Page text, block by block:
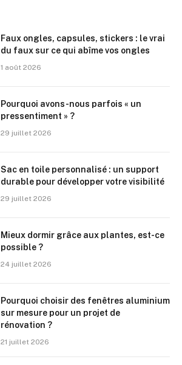
Faux ongles, capsules, stickers : le vrai
du faux sur ce qui abîme vos ongles
1 août 2026
Pourquoi avons-nous parfois « un
pressentiment » ?
29 juillet 2026
Sac en toile personnalisé : un support
durable pour développer votre visibilité
29 juillet 2026
Mieux dormir grâce aux plantes, est-ce
possible ?
24 juillet 2026
Pourquoi choisir des fenêtres aluminium
sur mesure pour un projet de
rénovation ?
21 juillet 2026